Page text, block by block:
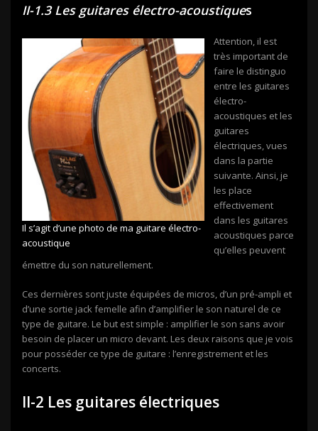
II-1.3 Les guitares électro-acoustiques
Il s’agit d’une photo de ma guitare électro-
acoustique
Attention, il est
très important de
faire le distinguo
entre les guitares
électro-
acoustiques et les
guitares
électriques, vues
dans la partie
suivante. Ainsi, je
les place
effectivement
dans les guitares
acoustiques parce
qu’elles peuvent
émettre du son naturellement.
Ces dernières sont juste équipées de micros, d’un pré-ampli et
d’une sortie jack femelle afin d’amplifier le son naturel de ce
type de guitare. Le but est simple : amplifier le son sans avoir
besoin de placer un micro devant. Les deux raisons que je vois
pour posséder ce type de guitare : l’enregistrement et les
concerts.
II-2 Les guitares électriques